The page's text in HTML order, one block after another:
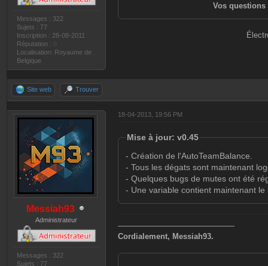
Messages : 322
Sujets : 77
Inscription : 28-08-2011
Réputation :
Localisation: Royaume de
Belgique
Vos questions
Site web Trouver
Messiah93
Administrateur
Messages : 322
Sujets : 77
18-04-2013, 19:56 PM
Mise à jour: v0.45
- Création de l'AutoTeamBalance.
- Tous les dégats sont maintenant
- Quelques bugs de mutes ont été
- Une variable contient maintenant
———————————————
Cordialement, Messiah93.